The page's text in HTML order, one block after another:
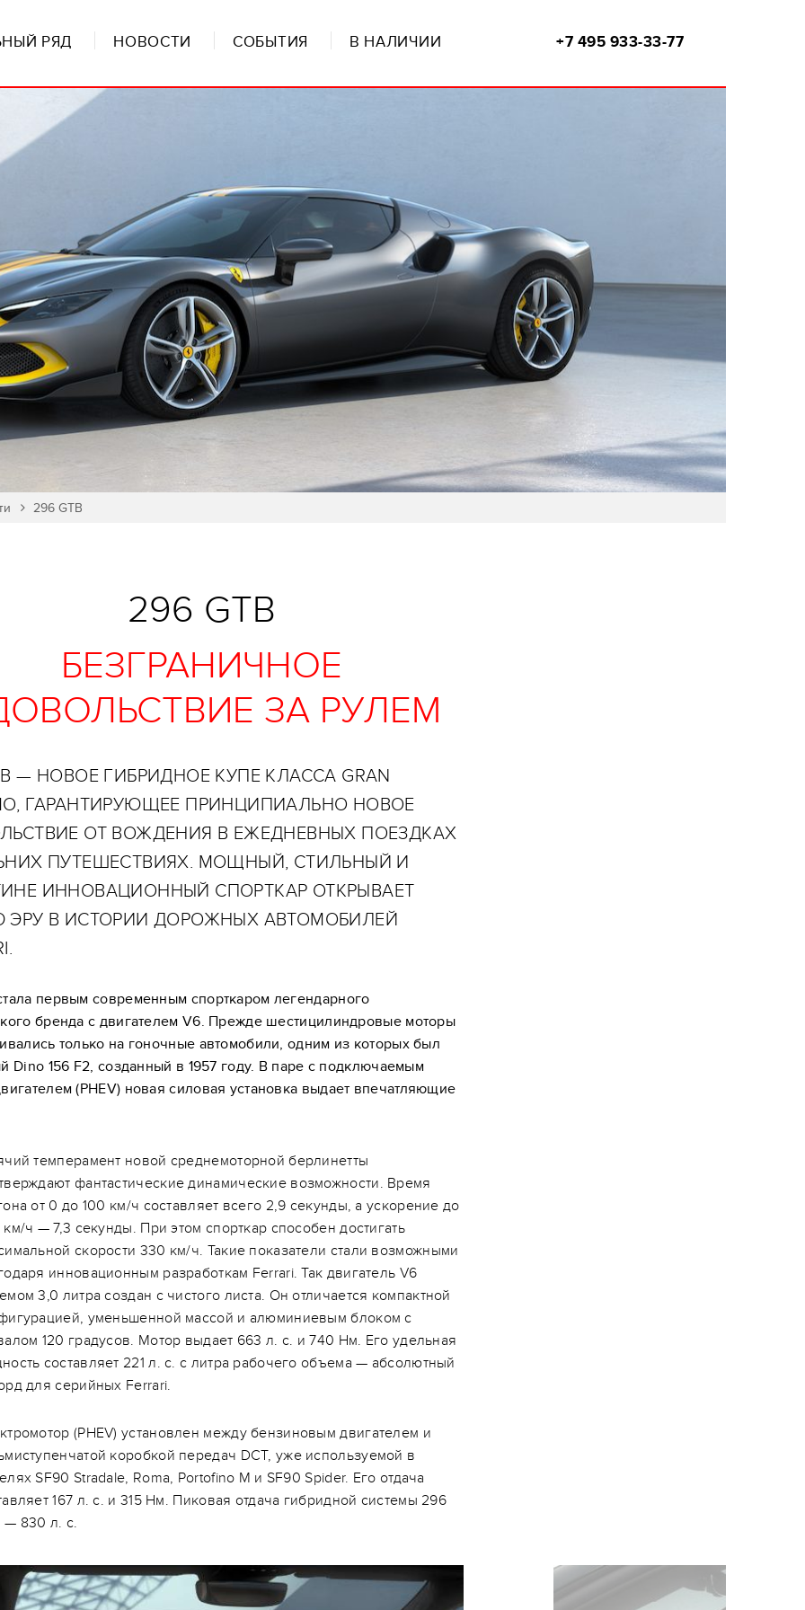
+7 495 933-33-77
РЯД НОВОСТИ СОБЫТИЯ В НАЛИЧИИ
296 GTB
296 GTB
БЕЗГРАНИЧНОЕ
ЗА РУЛЕМ
— НОВОЕ ГИБРИДНОЕ КУПЕ КЛАССА GRAN
ГАРАНТИРУЮЩЕЕ ПРИНЦИПИАЛЬНО НОВОЕ
ОТ ВОЖДЕНИЯ В ЕЖЕДНЕВНЫХ ПОЕЗДКАХ
ПУТЕШЕСТВИЯХ. МОЩНЫЙ, СТИЛЬНЫЙ И
ИННОВАЦИОННЫЙ СПОРТКАР ОТКРЫВАЕТ
ЭРУ В ИСТОРИИ ДОРОЖНЫХ АВТОМОБИЛЕЙ
первым современным спорткаром легендарного
бренда с двигателем V6. Прежде шестицилиндровые моторы
только на гоночные автомобили, одним из которых был
Dino 156 F2, созданный в 1957 году. В паре с подключаемым
(PHEV) новая силовая установка выдает впечатляющие
темперамент новой среднемоторной берлинетты
фантастические динамические возможности. Время
от 0 до 100 км/ч составляет всего 2,9 секунды, а ускорение до
ч — 7,3 секунды. При этом спорткар способен достигать
скорости 330 км/ч. Такие показатели стали возможными
инновационным разработкам Ferrari. Так двигатель V6
3,0 литра создан с чистого листа. Он отличается компактной
уменьшенной массой и алюминиевым блоком с
120 градусов. Мотор выдает 663 л. с. и 740 Нм. Его удельная
составляет 221 л. с. с литра рабочего объема — абсолютный
для серийных Ferrari.
(PHEV) установлен между бензиновым двигателем и
коробкой передач DCT, уже используемой в
SF90 Stradale, Roma, Portofino M и SF90 Spider. Его отдача
167 л. с. и 315 Нм. Пиковая отдача гибридной системы 296
— 830 л. с.